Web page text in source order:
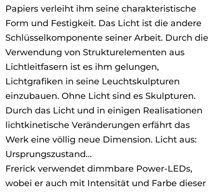
Papiers verleiht ihm seine charakteristische
Form und Festigkeit. Das Licht ist die andere
Schlüsselkomponente seiner Arbeit. Durch die
Verwendung von Strukturelementen aus
Lichtleitfasern ist es ihm gelungen,
Lichtgrafiken in seine Leuchtskulpturen
einzubauen. Ohne Licht sind es Skulpturen.
Durch das Licht und in einigen Realisationen
lichtkinetische Veränderungen erfährt das
Werk eine völlig neue Dimension. Licht aus:
Ursprungszustand…
Frerick verwendet dimmbare Power-LEDs,
wobei er auch mit Intensität und Farbe dieser